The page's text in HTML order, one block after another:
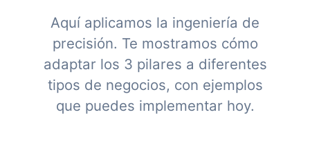
Aquí aplicamos la ingeniería de
precisión. Te mostramos cómo
adaptar los 3 pilares a diferentes
tipos de negocios, con ejemplos
que puedes implementar hoy.